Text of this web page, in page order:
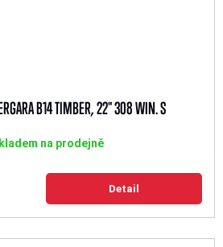
B14 TIMBER, 22" 308 WIN. S
na prodejně
Detail